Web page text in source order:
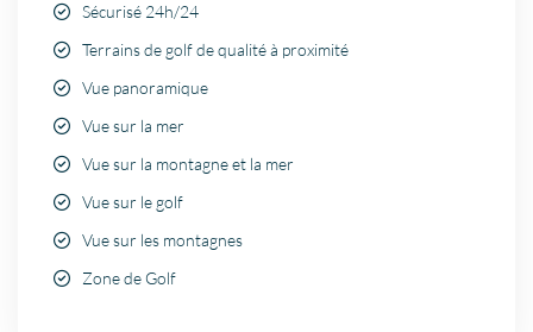
Sécurisé 24h/24
Terrains de golf de qualité à proximité
Vue panoramique
Vue sur la mer
Vue sur la montagne et la mer
Vue sur le golf
Vue sur les montagnes
Zone de Golf